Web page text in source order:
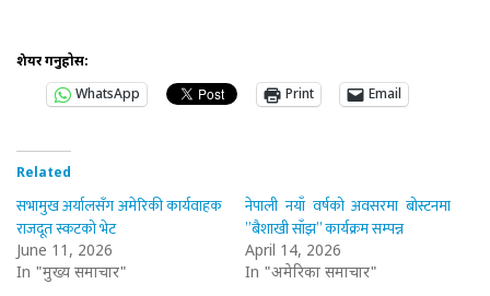
शेयर गर्नुहोस:
WhatsApp
Print Email
Related
सभामुख अर्यालसँग अमेरिकी कार्यवाहक
राजदूत स्कटको भेट
June 11, 2026
In "मुख्य समाचार"
नेपाली नयाँ वर्षको अवसरमा बोस्टनमा
”बैशाखी साँझ” कार्यक्रम सम्पन्न
April 14, 2026
In "अमेरिका समाचार"